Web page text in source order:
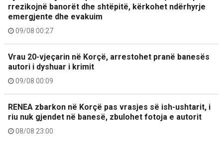
rrezikojnë banorët dhe shtëpitë, kërkohet ndërhyrje
emergjente dhe evakuim
09/08 00:27
Vrau 20-vjeçarin në Korçë, arrestohet pranë banesës
autori i dyshuar i krimit
09/08 00:09
RENEA zbarkon në Korçë pas vrasjes së ish-ushtarit, i
riu nuk gjendet në banesë, zbulohet fotoja e autorit
08/08 23:00